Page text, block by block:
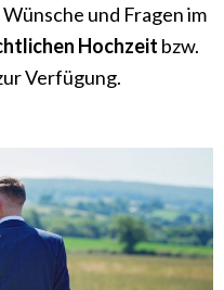
und Fragen im
Hochzeit bzw.
Verfügung.